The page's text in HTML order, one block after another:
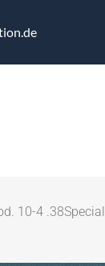
10-4 .38Special